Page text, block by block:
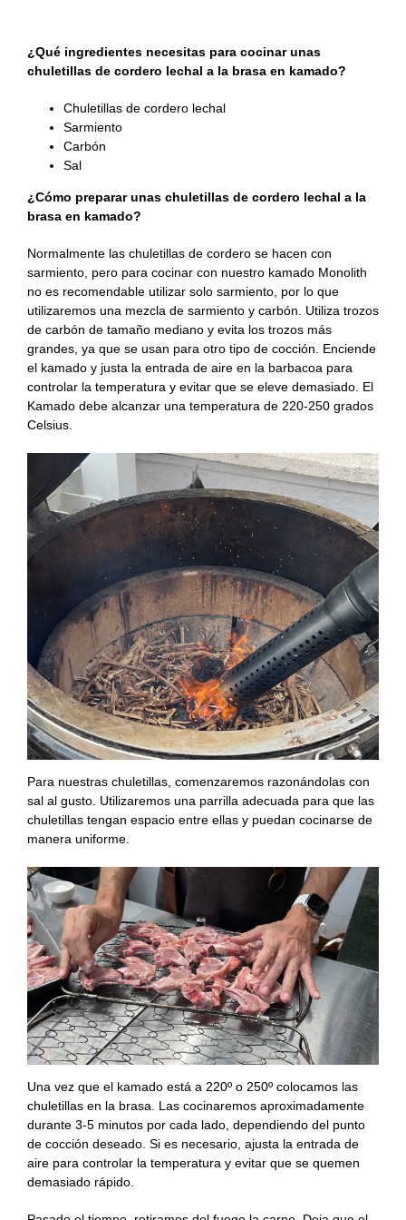
Recetas Kamado
¿Qué ingredientes necesitas para cocinar unas
chuletillas de cordero lechal a la brasa en kamado?
Chuletillas de cordero lechal
Sarmiento
Carbón
Sal
¿Cómo preparar unas chuletillas de cordero lechal a la
brasa en kamado?
Normalmente las chuletillas de cordero se hacen con
sarmiento, pero para cocinar con nuestro kamado Monolith
no es recomendable utilizar solo sarmiento, por lo que
utilizaremos una mezcla de sarmiento y carbón. Utiliza trozos
de carbón de tamaño mediano y evita los trozos más
grandes, ya que se usan para otro tipo de cocción. Enciende
el kamado y justa la entrada de aire en la barbacoa para
controlar la temperatura y evitar que se eleve demasiado. El
Kamado debe alcanzar una temperatura de 220-250 grados
Celsius.
Para nuestras chuletillas, comenzaremos razonándolas con
sal al gusto. Utilizaremos una parrilla adecuada para que las
chuletillas tengan espacio entre ellas y puedan cocinarse de
manera uniforme.
Una vez que el kamado está a 220º o 250º colocamos las
chuletillas en la brasa. Las cocinaremos aproximadamente
durante 3-5 minutos por cada lado, dependiendo del punto
de cocción deseado. Si es necesario, ajusta la entrada de
aire para controlar la temperatura y evitar que se quemen
demasiado rápido.